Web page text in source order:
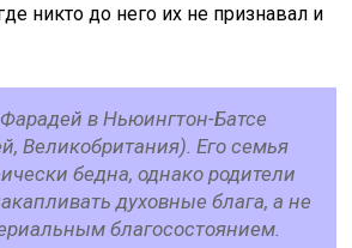
никто до него их не признавал и
в Ньюингтон-Батсе
Великобритания). Его семья
бедна, однако родители
духовные блага, а не
благосостоянием.